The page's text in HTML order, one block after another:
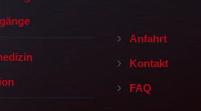
Anfahrt
Kontakt
FAQ